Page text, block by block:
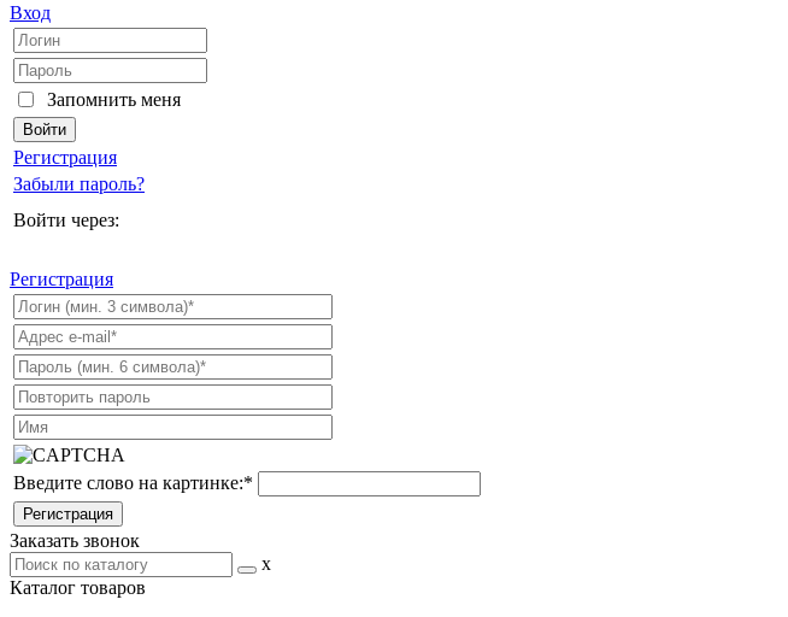
Вход
Запомнить меня
Регистрация
Забыли пароль?
Войти через:
Регистрация
Введите слово на картинке:*
Заказать звонок
x
Каталог товаров